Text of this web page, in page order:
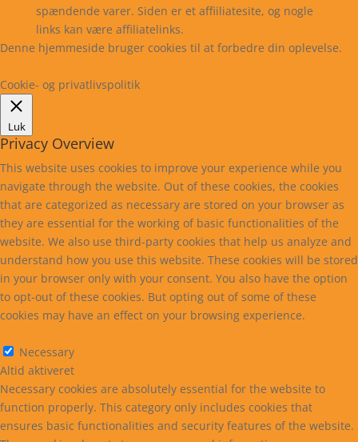
spændende varer. Siden er et affiiliatesite, og nogle
links kan være affiliatelinks.
Denne hjemmeside bruger cookies til at forbedre din oplevelse.
Cookie- og privatlivspolitik
Luk
Privacy Overview
This website uses cookies to improve your experience while you
navigate through the website. Out of these cookies, the cookies
that are categorized as necessary are stored on your browser as
they are essential for the working of basic functionalities of the
website. We also use third-party cookies that help us analyze and
understand how you use this website. These cookies will be stored
in your browser only with your consent. You also have the option
to opt-out of these cookies. But opting out of some of these
cookies may have an effect on your browsing experience.
Necessary
Altid aktiveret
Necessary cookies are absolutely essential for the website to
function properly. This category only includes cookies that
ensures basic functionalities and security features of the website.